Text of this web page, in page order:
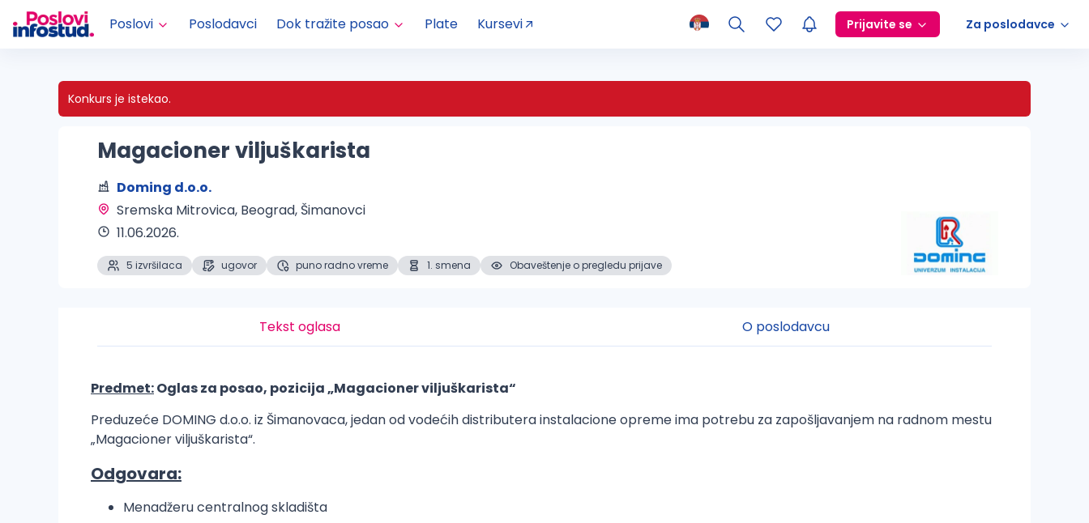
Poslovi Poslodavci Dok tražite posao Plate Kursevi Prijavite se Za poslodavce
Konkurs je istekao.
Magacioner viljuškarista
Doming d.o.o.
Sremska Mitrovica, Beograd, Šimanovci
11.06.2026.
5 izvršilaca ugovor puno radno vreme 1. smena Obaveštenje o pregledu prijave
Tekst oglasa O poslodavcu
Predmet:Oglas za posao, pozicija „Magacioner viljuškarista“
Preduzeće DOMING d.o.o. iz Šimanovaca, jedan od vodećih distributera instalacione opreme ima potrebu za zapošljavanjem na radnom mestu
„Magacioner viljuškarista“.
Odgovara:
Menadžeru centralnog skladišta